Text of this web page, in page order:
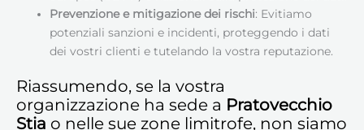
Prevenzione e mitigazione dei rischi: Evitiamo
potenziali sanzioni e incidenti, proteggendo i dati
dei vostri clienti e tutelando la vostra reputazione.
Riassumendo, se la vostra
organizzazione ha sede a Pratovecchio
Stia o nelle sue zone limitrofe, non siamo